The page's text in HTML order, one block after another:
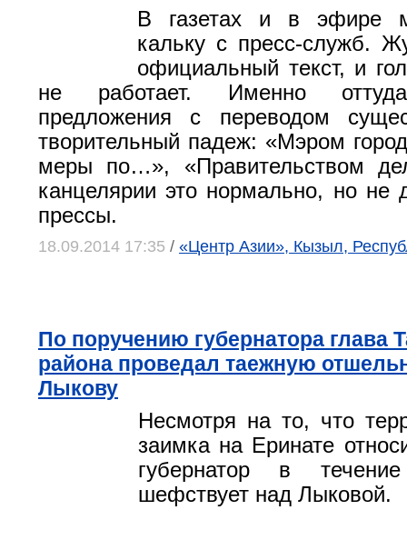
В газетах и в эфире
кальку с пресс-служб.
официальный текст, и
не работает. Именно
предложения с переводом
творительный падеж: «Мэром
меры по…», «Правительством
канцелярии это нормально, но не
прессы.
18.09.2014 17:35 / «Центр Азии», Кызыл,
По поручению губернатора глава
района проведал таежную
Лыкову
Несмотря на то, что
заимка на Еринате
губернатор в
шефствует над Лыковой.